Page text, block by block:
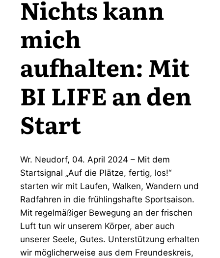
Kontakt
Nichts kann
mich
aufhalten: Mit
BI LIFE an den
Start
Wr. Neudorf, 04. April 2024 – Mit dem
Startsignal „Auf die Plätze, fertig, los!“
starten wir mit Laufen, Walken, Wandern und
Radfahren in die frühlingshafte Sportsaison.
Mit regelmäßiger Bewegung an der frischen
Luft tun wir unserem Körper, aber auch
unserer Seele, Gutes. Unterstützung erhalten
wir möglicherweise aus dem Freundeskreis,